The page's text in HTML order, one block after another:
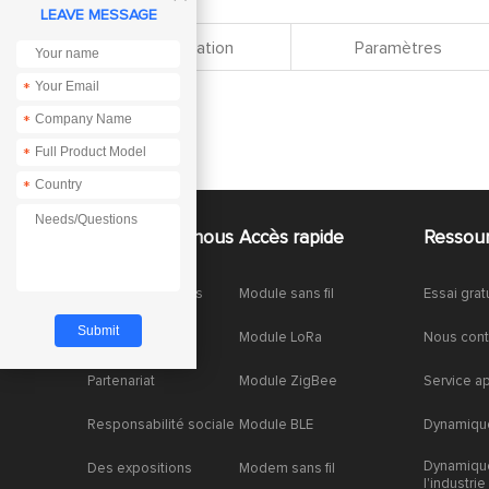
Spécification Paramètres
À propos de nous
À propos de nous
Honneurs
Partenariat
Responsabilité sociale
Des expositions
Accès rapide
Module sans fil
Module LoRa
Module ZigBee
Module BLE
Modem sans fil
Essai
Nous
Service
l'industrie
LEAVE MESSAGE
*
*
*
*